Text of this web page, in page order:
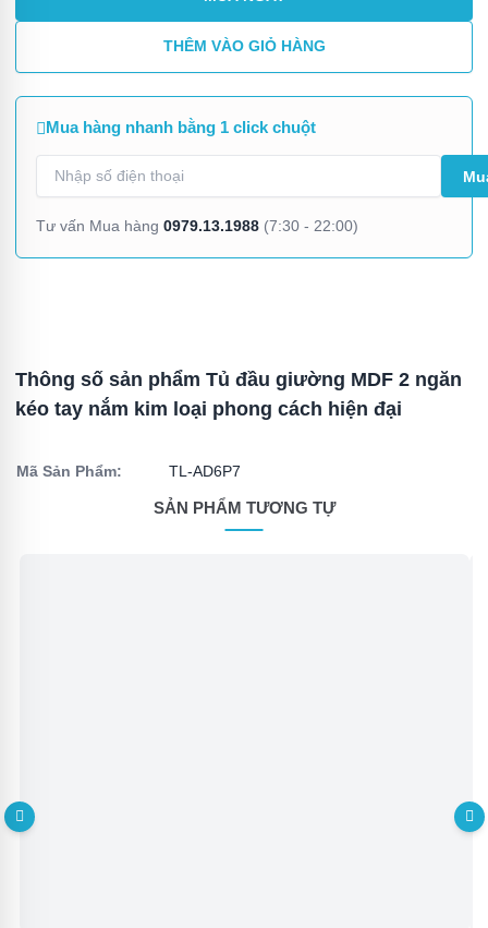
THÊM VÀO GIỎ HÀNG
Mua hàng nhanh bằng 1 click chuột
Tư vấn Mua hàng 0979.13.1988(7:30 - 22:00)
Thông số sản phẩm Tủ đầu giường MDF 2 ngăn
kéo tay nắm kim loại phong cách hiện đại
Mã Sản Phẩm: TL-AD6P7
SẢN PHẨM TƯƠNG TỰ